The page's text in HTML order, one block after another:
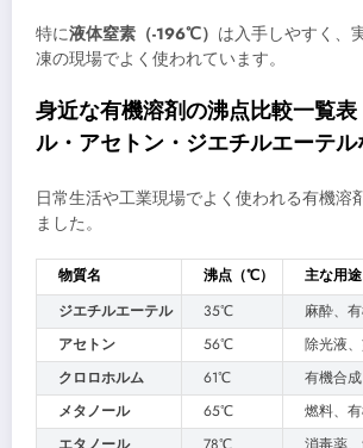
特に液体窒素（-196℃） は入手しやすく、
凍の現場でよく使われています。
身近な有機溶剤の沸点比較一覧
ル・アセトン・ジエチルエーテル
日常生活や工業現場でよく使われる有機溶
ました。
物質名 沸点（℃）
主な用途
ジエチルエーテル
35℃
麻酔、
アセトン
56℃
除光液
クロロホルム
61℃
有機合
メタノール
65℃
燃料、